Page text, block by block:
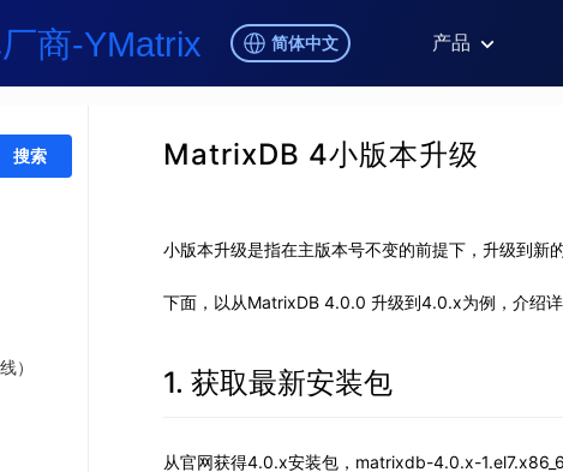
简体中文 产品
）
MatrixDB 4小版本升级
小版本升级是指在主版本号不变的前提下，升级到
下面，以从MatrixDB 4.0.0 升级到4.0.x为例，介绍详
1. 获取最新安装包
从官网获得4.0.x安装包，matrixdb-4.0.x-